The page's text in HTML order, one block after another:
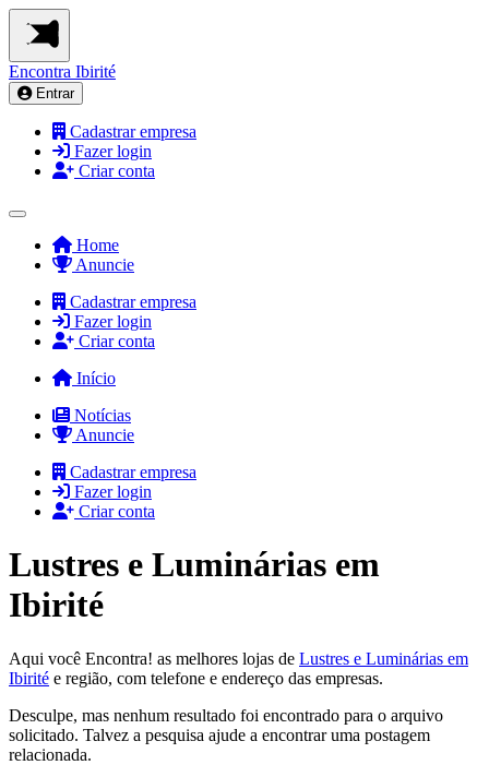
Encontra Ibirité
Entrar
Cadastrar empresa
Fazer login
Criar conta
Home
Anuncie
Cadastrar empresa
Fazer login
Criar conta
Início
Notícias
Anuncie
Cadastrar empresa
Fazer login
Criar conta
Lustres e Luminárias em
Ibirité
Aqui você Encontra! as melhores lojas de Lustres e Luminárias em
Ibirité e região, com telefone e endereço das empresas.
Desculpe, mas nenhum resultado foi encontrado para o arquivo
solicitado. Talvez a pesquisa ajude a encontrar uma postagem
relacionada.